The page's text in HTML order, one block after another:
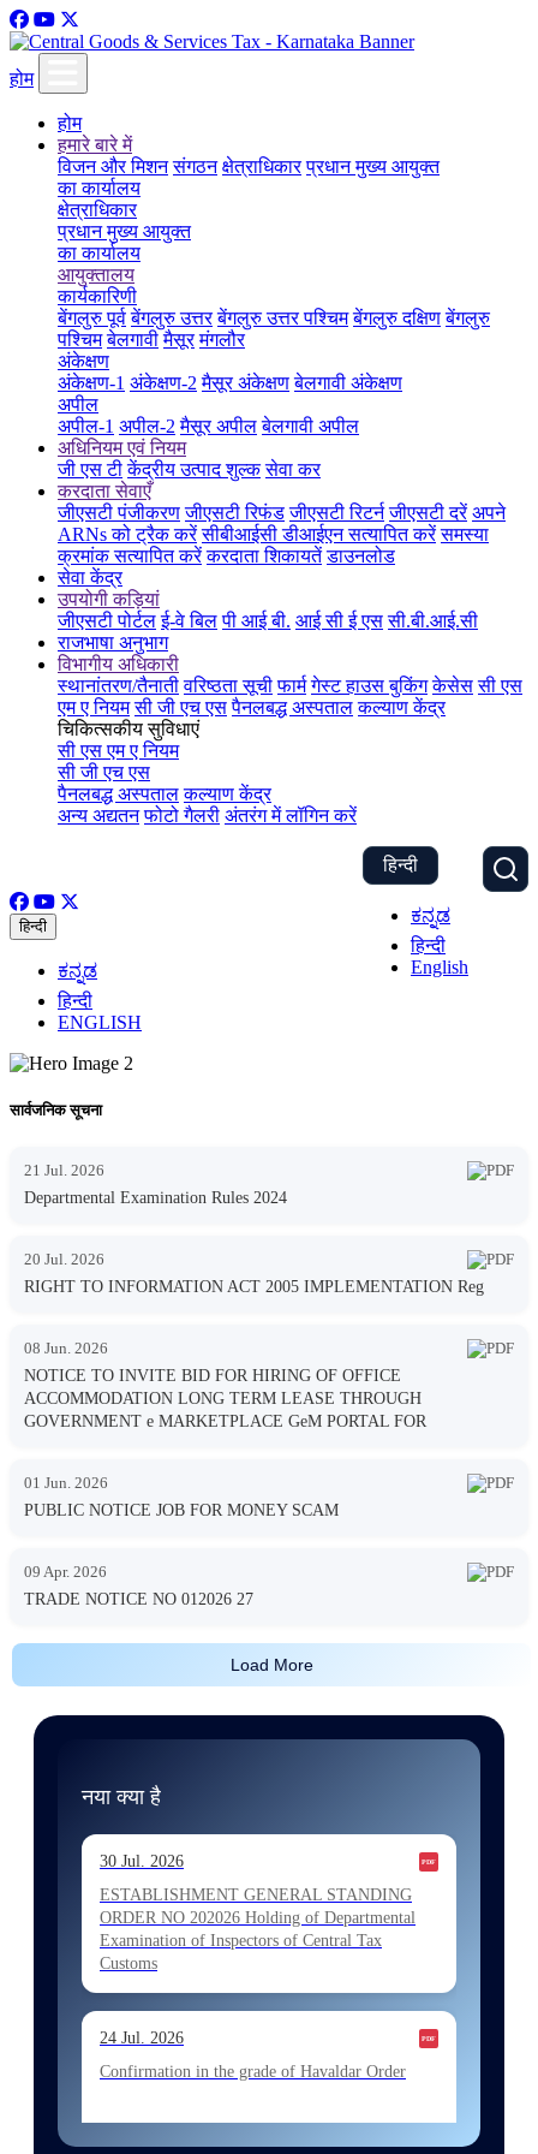
होम
होम
हमारे बारे में
विजन और मिशन संगठन क्षेत्राधिकार प्रधान मुख्य आयुक्त
का कार्यालय
क्षेत्राधिकार
प्रधान मुख्य आयुक्त
का कार्यालय
आयुक्तालय
कार्यकारिणी
बेंगलुरु पूर्व बेंगलुरु उत्तर बेंगलुरु उत्तर पश्चिम बेंगलुरु दक्षिण बेंगलुरु
पश्चिम बेलगावी मैसूर मंगलौर
अंकेक्षण
अंकेक्षण-1 अंकेक्षण-2 मैसूर अंकेक्षण बेलगावी अंकेक्षण
अपील
अपील-1 अपील-2 मैसूर अपील बेलगावी अपील
अधिनियम एवं नियम
जी एस टी केंद्रीय उत्पाद शुल्क सेवा कर
करदाता सेवाएँ
जीएसटी पंजीकरण जीएसटी रिफंड जीएसटी रिटर्न जीएसटी दरें अपने
ARNs को ट्रैक करें सीबीआईसी डीआईएन सत्यापित करें समस्या
क्रमांक सत्यापित करें करदाता शिकायतें डाउनलोड
सेवा केंद्र
उपयोगी कड़ियां
जीएसटी पोर्टल ई-वे बिल पी आई बी. आई सी ई एस सी.बी.आई.सी
राजभाषा अनुभाग
विभागीय अधिकारी
स्थानांतरण/तैनाती वरिष्ठता सूची फार्म गेस्ट हाउस बुकिंग केसेस सी एस
एम ए नियम सी जी एच एस पैनलबद्ध अस्पताल कल्याण केंद्र
चिकित्सकीय सुविधाएं
सी एस एम ए नियम
सी जी एच एस
पैनलबद्ध अस्पताल कल्याण केंद्र
अन्य अद्यतन फोटो गैलरी अंतरंग में लॉगिन करें
हिन्दी
ಕನ್ನಡ
हिन्दी
English
हिन्दी
ಕನ್ನಡ
हिन्दी
ENGLISH
सार्वजनिक सूचना
21 Jul. 2026
Departmental Examination Rules 2024
20 Jul. 2026
RIGHT TO INFORMATION ACT 2005 IMPLEMENTATION Reg
08 Jun. 2026
NOTICE TO INVITE BID FOR HIRING OF OFFICE
ACCOMMODATION LONG TERM LEASE THROUGH
GOVERNMENT e MARKETPLACE GeM PORTAL FOR
01 Jun. 2026
PUBLIC NOTICE JOB FOR MONEY SCAM
09 Apr. 2026
TRADE NOTICE NO 012026 27
Load More
नया क्या है
30 Jul. 2026
ESTABLISHMENT GENERAL STANDING
ORDER NO 202026 Holding of Departmental
Examination of Inspectors of Central Tax
Customs
24 Jul. 2026
Confirmation in the grade of Havaldar Order